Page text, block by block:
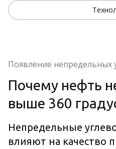
Появление непредельных
Почему нефть
выше 360
Непредельные
влияют на качество